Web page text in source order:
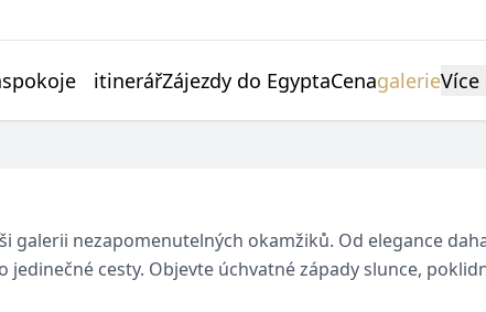
pokoje itinerářZájezdy do EgyptaCenagalerie
galerii nezapomenutelných okamžiků. Od elegance
cesty. Objevte úchvatné západy slunce,